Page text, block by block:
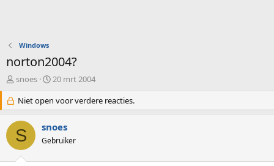
Windows
norton2004?
O
d
e
r
w
e
snoes
S
a
r
d
a
20 mrt 2004
Niet open voor verdere reacties.
S snoes
Gebruiker